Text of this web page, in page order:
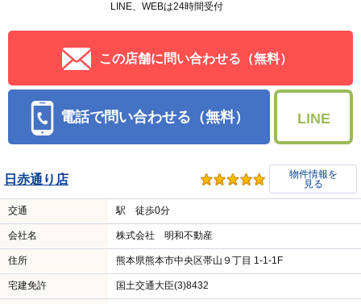
LINE、WEBは24時間受付
この店舗に問い合わせる（無料）
電話で問い合わせる（無料） LINE
日赤通り店
物件情報を
見る
交通 駅 徒歩0分
会社名 株式会社 明和不動産
住所 熊本県熊本市中央区帯山９丁目 1-1-1F
宅建免許 国土交通大臣(3)8432